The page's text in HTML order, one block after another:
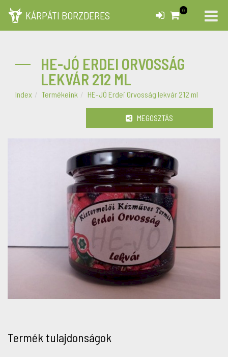
KÁRPÁTI BORZDERES 0
HE-JÓ ERDEI ORVOSSÁG
LEKVÁR 212 ML
Index Termékeink HE-JÓ Erdei Orvosság lekvár 212 ml
MEGOSZTÁS
Termék tulajdonságok